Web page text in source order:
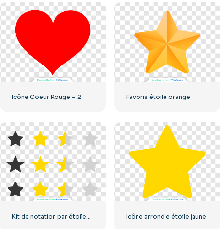
Icône Coeur Rouge – 2 Favoris étoile orange
Kit de notation par étoiles UX/UI Icône arrondie étoile jaune